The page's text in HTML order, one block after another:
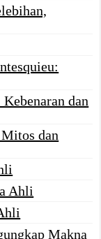
dan
dan
Ahli
Makna